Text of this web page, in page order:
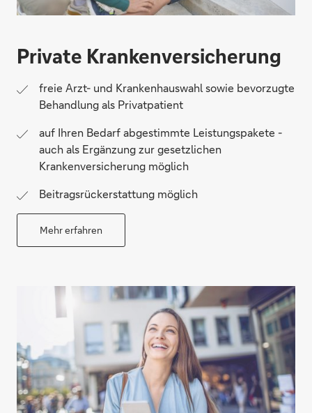
Private Krankenversicherung
freie Arzt- und Krankenhauswahl sowie bevorzugte
Behandlung als Privatpatient
auf Ihren Bedarf abgestimmte Leistungspakete -
auch als Ergänzung zur gesetzlichen
Krankenversicherung möglich
Beitragsrückerstattung möglich
Mehr erfahren